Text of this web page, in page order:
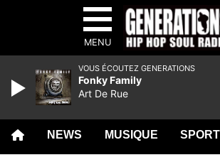
MENU
NEWS MUSIQUE SPORT
VOUS ÉCOUTEZ GENERATIONS
Fonky Family
Art De Rue